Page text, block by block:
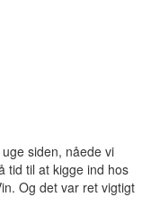
siden, nåede vi
tid til at kigge ind hos
Og det var ret vigtigt